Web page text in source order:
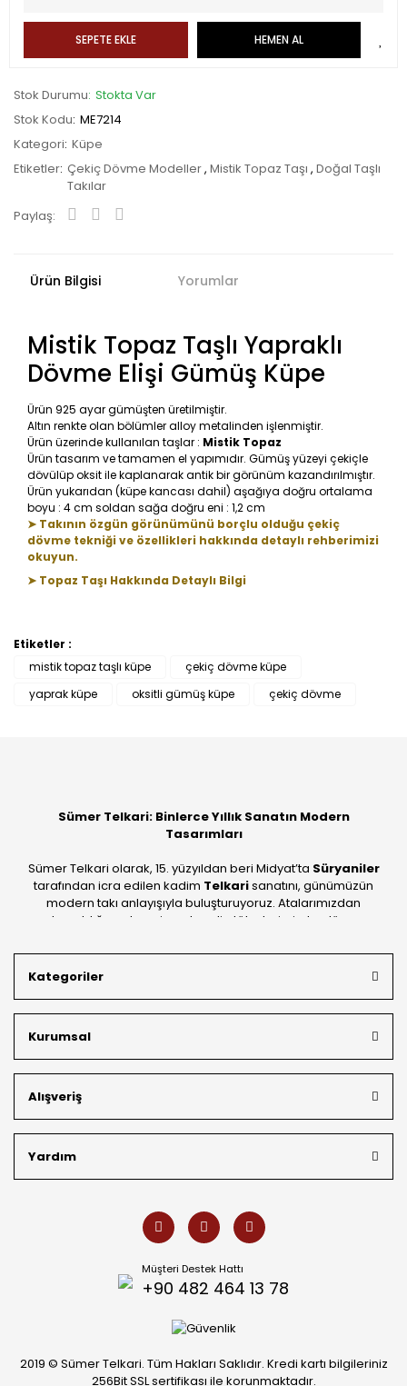
SEPETE EKLE HEMEN AL
Stok Durumu Stokta Var
Stok Kodu ME7214
Kategori Küpe
Etiketler Çekiç Dövme Modeller, Mistik Topaz Taşı , Doğal Taşlı
Takılar
Paylaş:
Ürün Bilgisi Yorumlar
Mistik Topaz Taşlı Yapraklı
Dövme Elişi Gümüş Küpe
Ürün 925 ayar gümüşten üretilmiştir.
Altın renkte olan bölümler alloy metalinden işlenmiştir.
Ürün üzerinde kullanılan taşlar : Mistik Topaz
Ürün tasarım ve tamamen el yapımıdır. Gümüş yüzeyi çekiçle
dövülüp oksit ile kaplanarak antik bir görünüm kazandırılmıştır.
Ürün yukarıdan (küpe kancası dahil) aşağıya doğru ortalama
boyu : 4 cm soldan sağa doğru eni : 1,2 cm
➤ Takının özgün görünümünü borçlu olduğu çekiç
dövme tekniği ve özellikleri hakkında detaylı rehberimizi
okuyun.
➤ Topaz Taşı Hakkında Detaylı Bilgi
Bu ürüne ilk yorumu siz yapın!
Etiketler :
mistik topaz taşlı küpe
çekiç dövme küpe
yaprak küpe
oksitli gümüş küpe çekiç dövme
Sümer Telkari: Binlerce Yıllık Sanatın Modern
Tasarımları
Sümer Telkari olarak, 15. yüzyıldan beri Midyat’ta Süryaniler
tarafından icra edilen kadim Telkarisanatını, günümüzün
modern takı anlayışıyla buluşturuyoruz. Atalarımızdan
devraldığımız bu mirası; kendi atölyelerimizde, dünya
Mardin’in tarihi dokusunu yansıtan geleneksel işlemeleri, her
bütçeye uygun
müşterilerimizin özel siparişlerini benzersiz bir titizlikle
hazırlıyor; köklü geçmişimizi geleceğin takı modasına
güvenle taşıyoruz.
Kategoriler
Kurumsal
Alışveriş
Yardım
Müşteri Destek Hattı
+90 482 464 13 78
2019 © Sümer Telkari. Tüm Hakları Saklıdır. Kredi kartı bilgileriniz
256Bit SSL sertifikası ile korunmaktadır.